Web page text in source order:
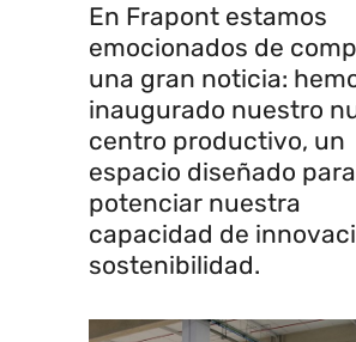
En Frapont estamos
emocionados de
una gran noticia:
inaugurado nuestro
centro productivo, un
espacio diseñado para
potenciar nuestra
capacidad de
sostenibilidad.